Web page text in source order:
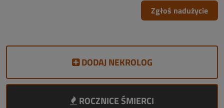
Zgłoś nadużycie
DODAJ NEKROLOG
ROCZNICE ŚMIERCI